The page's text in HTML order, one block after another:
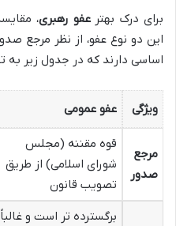
برای درک بهترعفو رهبری،
این دو نوع عفو، از نظر مرجع
اساسی دارند که در جدول زیر
ویژگی عفو عمومی
مرجع
صدور
قوه مقننه (مجلس
شورای اسلامی) از طریق
تصویب قانون
برگسترده تر است و غالباً